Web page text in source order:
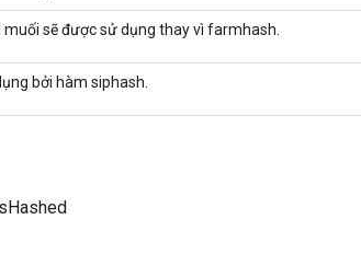
sẽ được sử dụng thay vì farmhash.
bởi hàm siphash.